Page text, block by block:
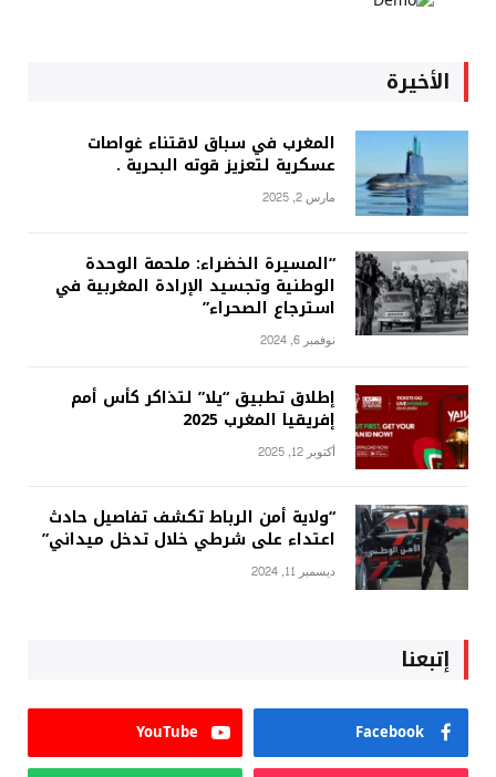
الأخيرة
المغرب في سباق لاقتناء غواصات
عسكرية لتعزيز قوته البحرية .
مارس 2, 2025
“المسيرة الخضراء: ملحمة الوحدة
الوطنية وتجسيد الإرادة المغربية في
استرجاع الصحراء”
نوفمبر 6, 2024
إطلاق تطبيق “يلا” لتذاكر كأس أمم
إفريقيا المغرب 2025
أكتوبر 12, 2025
“ولاية أمن الرباط تكشف تفاصيل حادث
اعتداء على شرطي خلال تدخل ميداني”
ديسمبر 11, 2024
إتبعنا
Facebook
YouTube